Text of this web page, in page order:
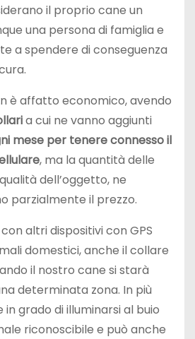
il proprio cane un
una persona di famiglia e
a spendere di conseguenza
è affatto economico, avendo
a cui ne vanno aggiunti
mese per tenere connesso il
, ma la quantità delle
dell’oggetto, ne
parzialmente il prezzo.
altri dispositivi con GPS
domestici, anche il collare
il nostro cane si starà
determinata zona. In più
grado di illuminarsi al buio
riconoscibile e può anche